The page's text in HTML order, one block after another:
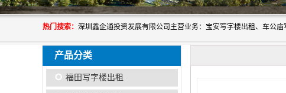
热门搜索：
产品分类
福田写字楼出租